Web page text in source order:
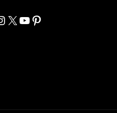
X YouTube
Pinterest